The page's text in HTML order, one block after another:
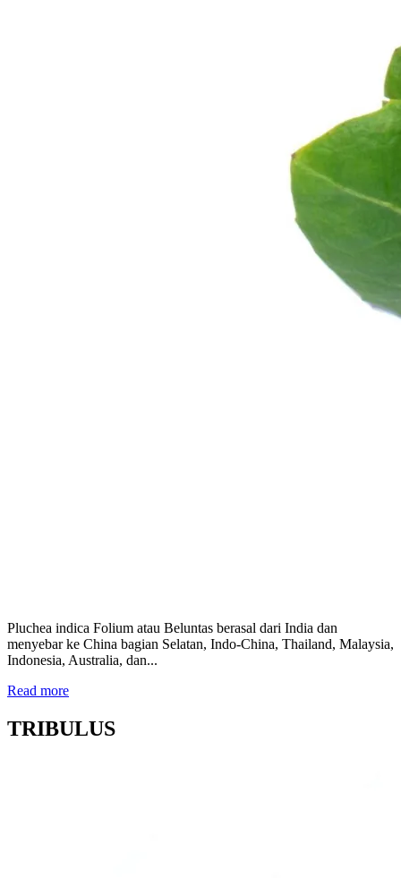
Pluchea indica Folium atau Beluntas berasal dari India dan
menyebar ke China bagian Selatan, Indo-China, Thailand, Malaysia,
Indonesia, Australia, dan...
Read more
TRIBULUS